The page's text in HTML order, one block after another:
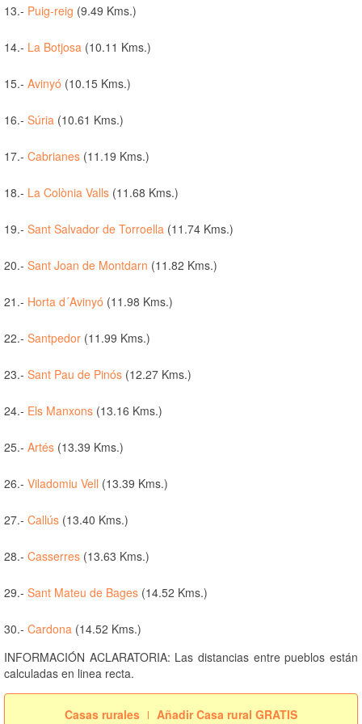
13.- Puig-reig (9.49 Kms.)
14.- La Botjosa (10.11 Kms.)
15.- Avinyó (10.15 Kms.)
16.- Súria (10.61 Kms.)
17.- Cabrianes (11.19 Kms.)
18.- La Colònia Valls (11.68 Kms.)
19.- Sant Salvador de Torroella (11.74 Kms.)
20.- Sant Joan de Montdarn (11.82 Kms.)
21.- Horta d´Avinyó (11.98 Kms.)
22.- Santpedor (11.99 Kms.)
23.- Sant Pau de Pinós (12.27 Kms.)
24.- Els Manxons (13.16 Kms.)
25.- Artés (13.39 Kms.)
26.- Viladomiu Vell (13.39 Kms.)
27.- Callús (13.40 Kms.)
28.- Casserres (13.63 Kms.)
29.- Sant Mateu de Bages (14.52 Kms.)
30.- Cardona (14.52 Kms.)
INFORMACIÓN ACLARATORIA: Las distancias entre pueblos están
calculadas en linea recta.
Casas rurales
Añadir Casa rural GRATIS